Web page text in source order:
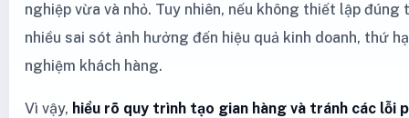
nghiệp vừa và nhỏ. Tuy nhiên, nếu không thiết lập đúng
nhiều sai sót ảnh hưởng đến hiệu quả kinh doanh, thứ
nghiệm khách hàng.
Vì vậy, hiểu rõ quy trình tạo gian hàng và tránh các lỗi